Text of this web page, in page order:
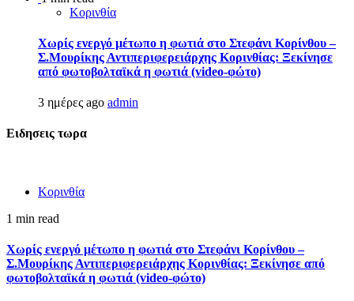
Κορινθία
Χωρίς ενεργό μέτωπο η φωτιά στο Στεφάνι Κορίνθου –
Σ.Μουρίκης Αντιπεριφερειάρχης Κορινθίας: Ξεκίνησε
από φωτοβολταϊκά η φωτιά (video-φώτο)
3 ημέρες ago admin
Ειδησεις τωρα
Κορινθία
1 min read
Χωρίς ενεργό μέτωπο η φωτιά στο Στεφάνι Κορίνθου –
Σ.Μουρίκης Αντιπεριφερειάρχης Κορινθίας: Ξεκίνησε από
φωτοβολταϊκά η φωτιά (video-φώτο)